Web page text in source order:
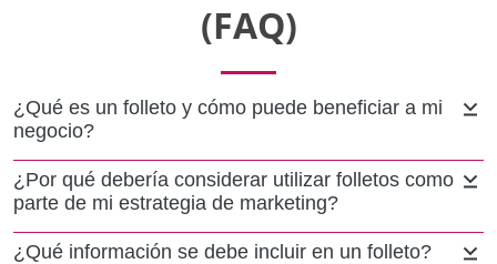
(FAQ)
¿Qué es un folleto y cómo puede beneficiar a mi
negocio?
¿Por qué debería considerar utilizar folletos como
parte de mi estrategia de marketing?
¿Qué información se debe incluir en un folleto?